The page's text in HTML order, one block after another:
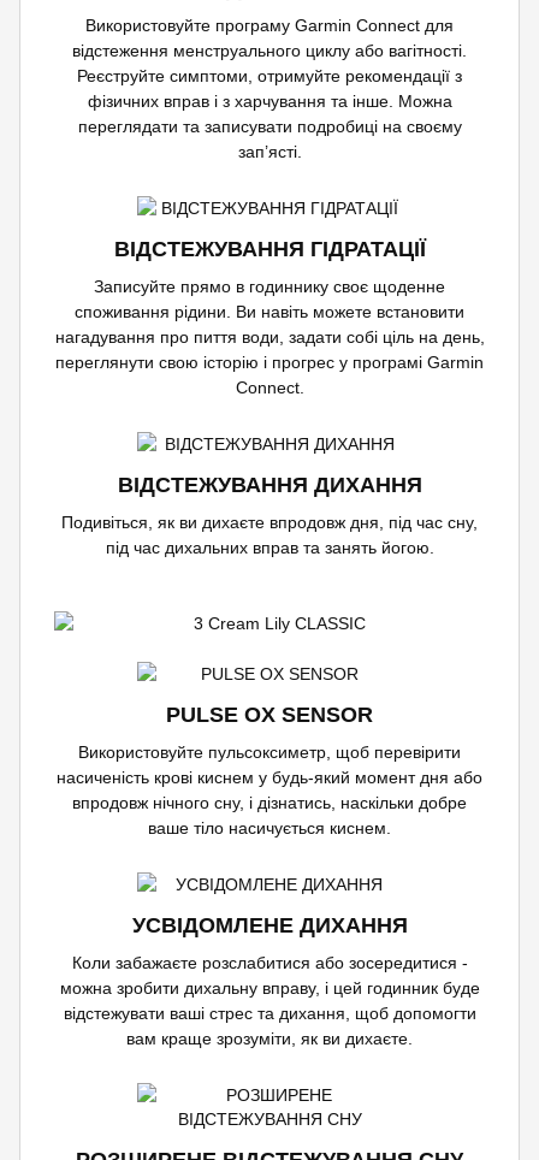
Використовуйте програму Garmin Connect для
відстеження менструального циклу або вагітності.
Реєструйте симптоми, отримуйте рекомендації з
фізичних вправ і з харчування та інше. Можна
переглядати та записувати подробиці на своєму
зап’ясті.
ВІДСТЕЖУВАННЯ ГІДРАТАЦІЇ
Записуйте прямо в годиннику своє щоденне
споживання рідини. Ви навіть можете встановити
нагадування про пиття води, задати собі ціль на день,
переглянути свою історію і прогрес у програмі Garmin
Connect.
ВІДСТЕЖУВАННЯ ДИХАННЯ
Подивіться, як ви дихаєте впродовж дня, під час сну,
під час дихальних вправ та занять йогою.
PULSE OX SENSOR
Використовуйте пульсоксиметр, щоб перевірити
насиченість крові киснем у будь-який момент дня або
впродовж нічного сну, і дізнатись, наскільки добре
ваше тіло насичується киснем.
УСВІДОМЛЕНЕ ДИХАННЯ
Коли забажаєте розслабитися або зосередитися -
можна зробити дихальну вправу, і цей годинник буде
відстежувати ваші стрес та дихання, щоб допомогти
вам краще зрозуміти, як ви дихаєте.